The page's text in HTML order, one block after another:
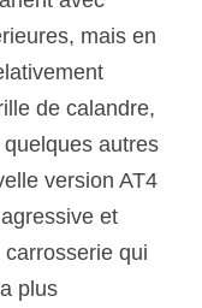
mais en
de calandre,
autres
version AT4
et
qui
plus